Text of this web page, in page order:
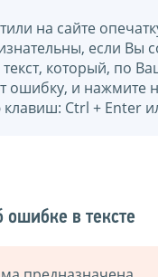
на сайте
если Вы
текст, который, по
ошибку, и нажмите
Ctrl + Enter
в тексте